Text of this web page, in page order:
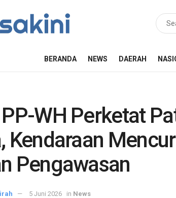
BERANDA NEWS DAERAH
WH Perketat
Kendaraan
Pengawasan
5 Juni 2026 in News